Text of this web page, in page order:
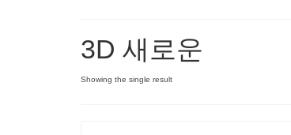
3D 새로운
Showing the single result